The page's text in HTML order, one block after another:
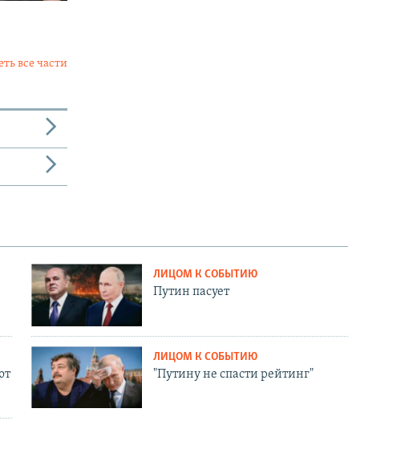
все части
ЛИЦОМ К СОБЫТИЮ
Путин пасует
ЛИЦОМ К СОБЫТИЮ
"Путину не спасти рейтинг"